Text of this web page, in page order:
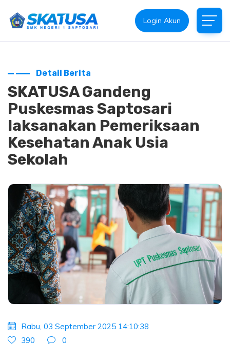
Login Akun
Detail Berita
SKATUSA Gandeng
Puskesmas Saptosari
laksanakan Pemeriksaan
Kesehatan Anak Usia
Sekolah
Rabu, 03 September 2025 14:10:38
390
0